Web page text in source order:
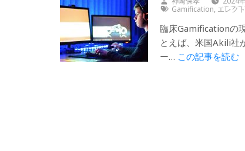
Gamification, エレク
臨床Gamificationの
とえば、米国Akili社
ー… この記事を読む